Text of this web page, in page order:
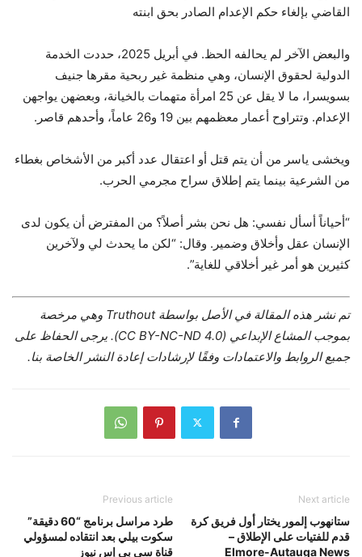
القاضي بإلغاء حكم الإعدام الصادر بحق ابنته
والبعض الآخر لم يحالفه الحظ. في أبريل 2025، حددت الخدمة
الدولية لحقوق الإنسان، وهي منظمة غير ربحية مقرها جنيف
بسويسرا، ما لا يقل عن 25 امرأة متهمات بالخيانة، وبعضهن يواجهن
الإعدام. وتتراوح أعمار معظمهم بين 19 و26 عاماً، وأحدهم قاصر.
ويخشى ياسر من أن يتم قتل أو اعتقال عدد أكبر من الأشخاص بغطاء
من الشرعية بينما يتم إطلاق سراح مجرمي الحرب.
“أحياناً أسأل نفسي: هل نحن بشر أصلاً؟ من المفترض أن يكون لدى
الإنسان عقل وأخلاق وضمير. وقال: “لكن ما يحدث لي ولآخرين
كثيرين هو أمر غير أخلاقي للغاية”.
تم نشر هذه المقالة في الأصل بواسطة Truthout وهي مرخصة
بموجب المشاع الإبداعي (CC BY-NC-ND 4.0). يرجى الحفاظ على
جميع الروابط والاعتمادات وفقًا لإرشادات إعادة النشر الخاصة بنا.
Previous article
طرد مراسل برنامج “60 دقيقة”
سكوت بيلي بعد انتقاده لمسؤولي
قناة سي بي إس نيوز
Next article
ستانهوب إلمور يختار أول فريق كرة
قدم للفتيات على الإطلاق –
Elmore-Autauga News